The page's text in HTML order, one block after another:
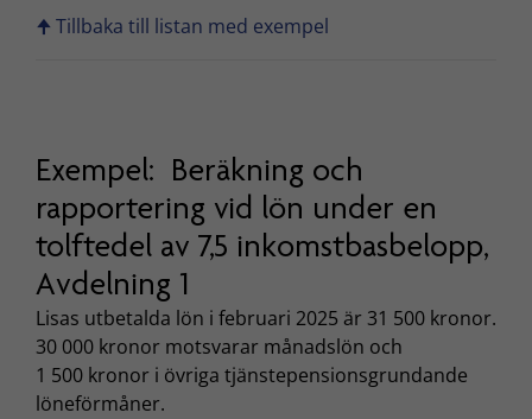
🠉 Tillbaka till listan med exempel
Exempel: Beräkning och
rapportering vid lön under en
tolftedel av 7,5 inkomstbasbelopp,
Avdelning 1
Lisas utbetalda lön i februari 2025 är 31 500 kronor.
30 000 kronor motsvarar månadslön och
1 500 kronor i övriga tjänstepensionsgrundande
löneförmåner.